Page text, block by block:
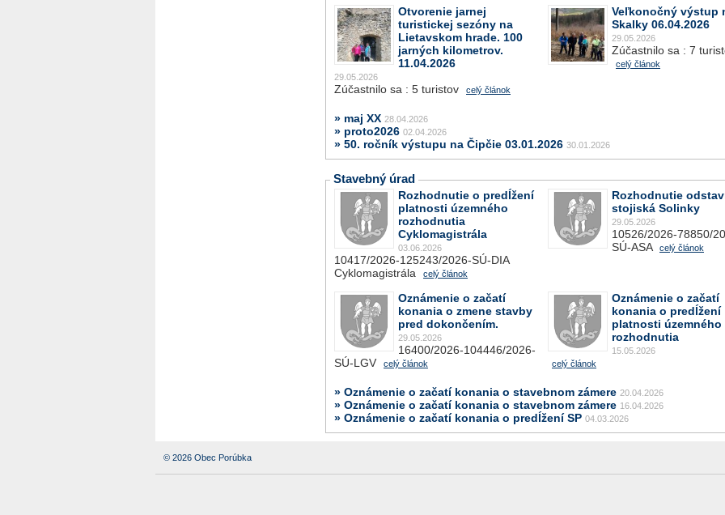
Otvorenie jarnej
turistickej sezóny na
Lietavskom hrade. 100
jarných kilometrov.
11.04.2026
29.05.2026
Zúčastnilo sa : 5 turistov celý článok
Veľkonočný výstup
Skalky 06.04.2026
29.05.2026
Zúčastnilo sa : 7
celý článok
» maj XX 28.04.2026
» proto2026 02.04.2026
» 50. ročník výstupu na Čipčie 03.01.2026 30.01.2026
Stavebný úrad
Rozhodnutie o predĺžení
platnosti územného
rozhodnutia
Cyklomagistrála
03.06.2026
10417/2026-125243/2026-SÚ-DIA
Cyklomagistrála
celý článok
Rozhodnutie
stojiská Solinky
29.05.2026
10526/2026-78850/
SÚ-ASA
celý článok
Oznámenie o začatí
konania o zmene stavby
pred dokončením.
29.05.2026
16400/2026-104446/2026-
SÚ-LGV
celý článok
Oznámenie o začatí
konania o predĺžení
platnosti územného
rozhodnutia
15.05.2026
celý článok
» Oznámenie o začatí konania o stavebnom zámere 20.04.2026
» Oznámenie o začatí konania o stavebnom zámere 16.04.2026
» Oznámenie o začatí konania o predĺžení SP 04.03.2026
© 2026 Obec Porúbka